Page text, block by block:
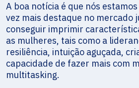
A boa notícia é que nós
vez mais destaque no mercado
conseguir imprimir
as mulheres, tais como a
resiliência, intuição aguçada,
capacidade de fazer mais com
multitasking.